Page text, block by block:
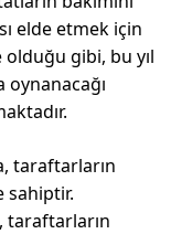
elde etmek için
gibi, bu yıl
oynanacağı
taraftarların
sahiptir.
taraftarların